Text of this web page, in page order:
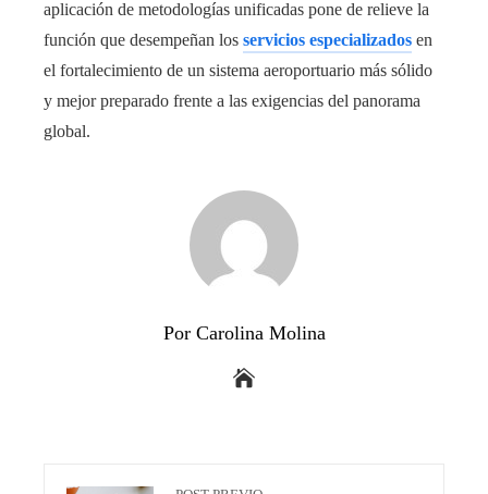
aplicación de metodologías unificadas pone de relieve la
función que desempeñan los servicios especializados en
el fortalecimiento de un sistema aeroportuario más sólido
y mejor preparado frente a las exigencias del panorama
global.
Por Carolina Molina